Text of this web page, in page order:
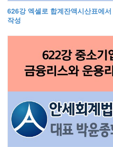
626강 엑셀로 합계잔액시산표에
작성